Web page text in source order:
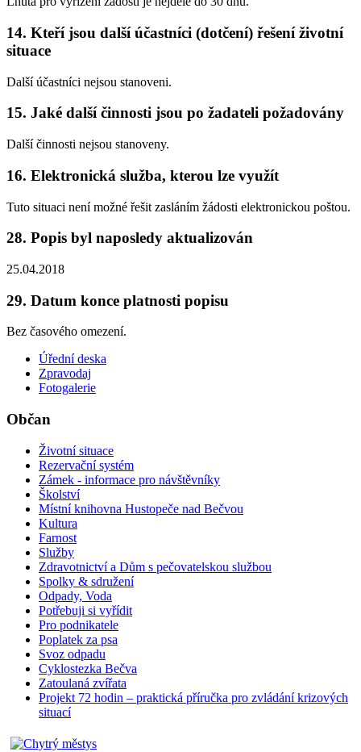
14. Kteří jsou další účastníci (dotčení) řešení životní
situace
Další účastníci nejsou stanoveni.
15. Jaké další činnosti jsou po žadateli požadovány
Další činnosti nejsou stanoveny.
16. Elektronická služba, kterou lze využít
Tuto situaci není možné řešit zasláním žádosti elektronickou poštou.
28. Popis byl naposledy aktualizován
25.04.2018
29. Datum konce platnosti popisu
Bez časového omezení.
Úřední deska
Zpravodaj
Fotogalerie
Občan
Životní situace
Rezervační systém
Zámek - informace pro návštěvníky
Školství
Místní knihovna Hustopeče nad Bečvou
Kultura
Farnost
Služby
Zdravotnictví a Dům s pečovatelskou službou
Spolky & sdružení
Odpady, Voda
Potřebuji si vyřídit
Pro podnikatele
Poplatek za psa
Svoz odpadu
Cyklostezka Bečva
Zatoulaná zvířata
Projekt 72 hodin – praktická příručka pro zvládání krizových
situací